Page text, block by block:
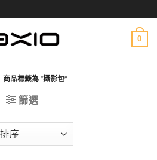
0
商品標籤為 “攝影包”
篩選